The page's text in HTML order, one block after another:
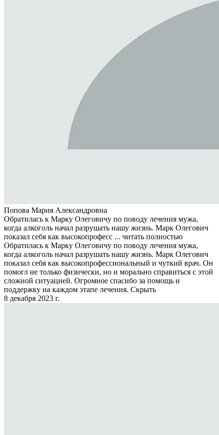
Попова Мария Александровна
Обратилась к Марку Олеговичу по поводу лечения мужа,
когда алкоголь начал разрушать нашу жизнь. Марк Олегович
показал себя как высокопрофесс ... читать полностью
Обратилась к Марку Олеговичу по поводу лечения мужа,
когда алкоголь начал разрушать нашу жизнь. Марк Олегович
показал себя как высокопрофессиональный и чуткий врач. Он
помогл не только физически, но и морально справиться с этой
сложной ситуацией. Огромное спасибо за помощь и
поддержку на каждом этапе лечения. Скрыть
8 декабря 2023 г.